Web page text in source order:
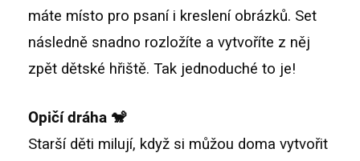
máte místo pro psaní i kreslení obrázků. Set
následně snadno rozložíte a vytvoříte z něj
zpět dětské hřiště. Tak jednoduché to je!
Opičí dráha 🐒
Starší děti milují, když si můžou doma vytvořit